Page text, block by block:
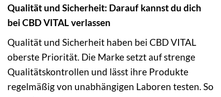
Qualität und Sicherheit: Darauf kannst du dich
bei CBD VITAL verlassen
Qualität und Sicherheit haben bei CBD VITAL
oberste Priorität. Die Marke setzt auf strenge
Qualitätskontrollen und lässt ihre Produkte
regelmäßig von unabhängigen Laboren testen. So